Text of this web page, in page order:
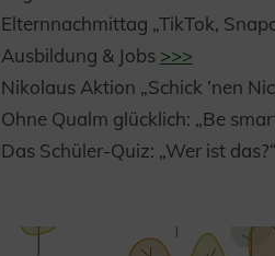
Elternnachmittag „TikTok,
Ausbildung & Jobs >>>
Nikolaus Aktion „Schick ’nen
Ohne Qualm glücklich: „Be
Das Schüler-Quiz: „Wer ist das?“